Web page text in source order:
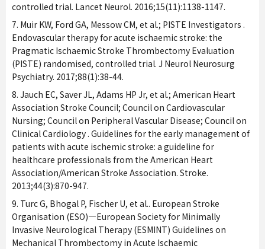
controlled trial. Lancet Neurol. 2016;15(11):1138-1147.
7. Muir KW, Ford GA, Messow CM, et al.; PISTE Investigators .
Endovascular therapy for acute ischaemic stroke: the
Pragmatic Ischaemic Stroke Thrombectomy Evaluation
(PISTE) randomised, controlled trial. J Neurol Neurosurg
Psychiatry. 2017;88(1):38-44.
8. Jauch EC, Saver JL, Adams HP Jr, et al.; American Heart
Association Stroke Council; Council on Cardiovascular
Nursing; Council on Peripheral Vascular Disease; Council on
Clinical Cardiology . Guidelines for the early management of
patients with acute ischemic stroke: a guideline for
healthcare professionals from the American Heart
Association/American Stroke Association. Stroke.
2013;44(3):870-947.
9. Turc G, Bhogal P, Fischer U, et al.. European Stroke
Organisation (ESO)—European Society for Minimally
Invasive Neurological Therapy (ESMINT) Guidelines on
Mechanical Thrombectomy in Acute Ischaemic